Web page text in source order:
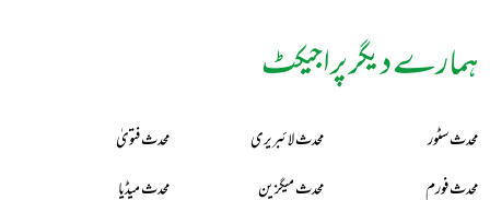
ہمارے دیگر پراجیکٹ
محدث سٹور محدث لائبریری
محدث فتویٰ
محدث فورم
محدث میگزین محدث میڈیا